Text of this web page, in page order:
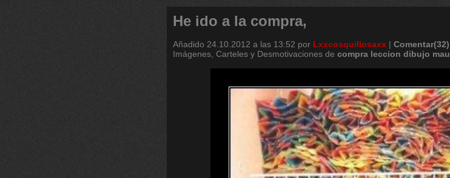
He ido a la compra,
Añadido 24.10.2012 a las 13:52 por Lxxcosquillosaxx | Comentar(32)
Imágenes, Carteles y Desmotivaciones de compra leccion dibujo mau